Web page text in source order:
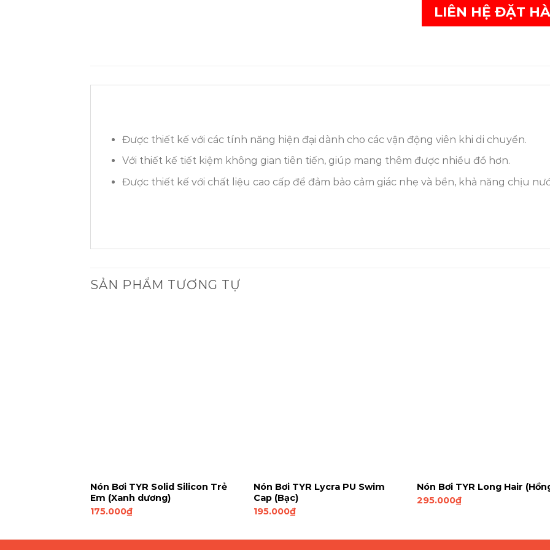
LIÊN HỆ ĐẶT
Được thiết kế với các tính năng hiện đại dành cho các vận động viên khi di chuyển.
Với thiết kế tiết kiệm không gian tiên tiến, giúp mang thêm được nhiều đồ hơn.
Được thiết kế với chất liệu cao cấp để đảm bảo cảm giác nhẹ và bền, khả năng chịu
SẢN PHẨM TƯƠNG TỰ
Nón Bơi TYR Solid Silicon Trẻ
Em (Xanh dương)
175.000₫
Nón Bơi TYR Lycra PU Swim
Cap (Bạc)
195.000₫
Nón Bơi TYR Long Hair
295.000₫